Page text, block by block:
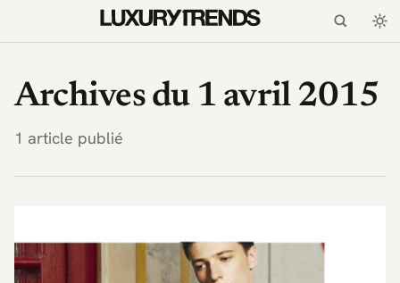
Archives du 1 avril 2015
1 article publié